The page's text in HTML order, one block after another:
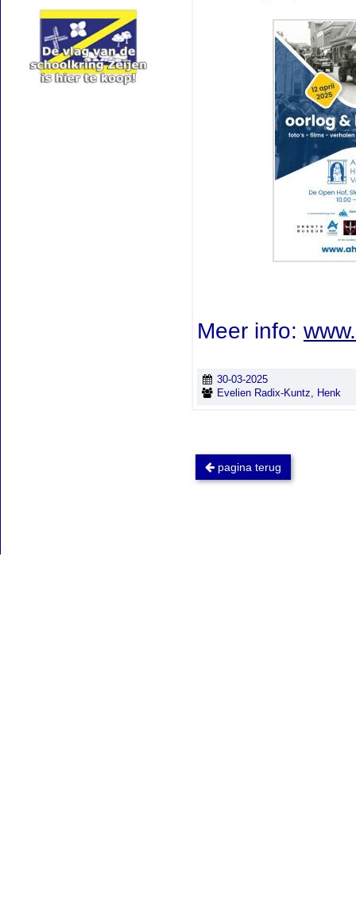
Meer info:
30-03-2025
Evelien Radix-Kuntz, Henk
pagina terug